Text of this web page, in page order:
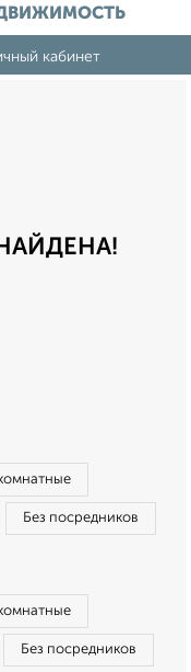
кабинет
Без посредников
Без посредников